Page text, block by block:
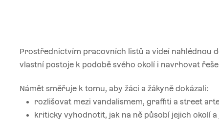
Prostřednictvím pracovních listů a videí nahlédnou
vlastní postoje k podobě svého okolí i navrhovat
Námět směřuje k tomu, aby žáci a žákyně dokázali:
rozlišovat mezi vandalismem, graffiti a street
kriticky vyhodnotit, jak na ně působí jejich okolí